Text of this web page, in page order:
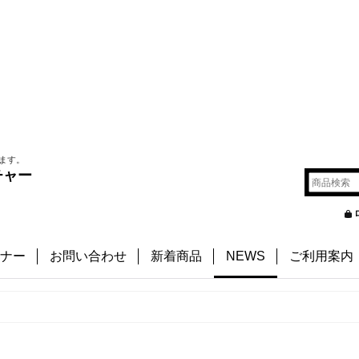
す。
ー
ー お問い合わせ 新着商品 NEWS ご利用案内